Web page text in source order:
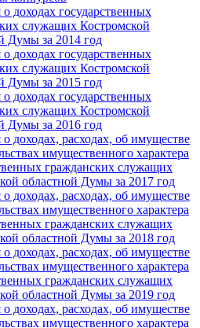
доходах государственных
служащих Костромской
Думы за 2014 год
доходах государственных
служащих Костромской
Думы за 2015 год
доходах государственных
служащих Костромской
Думы за 2016 год
доходах, расходах, об имуществе
имущественного характера
гражданских служащих
областной Думы за 2017 год
доходах, расходах, об имуществе
имущественного характера
гражданских служащих
областной Думы за 2018 год
доходах, расходах, об имуществе
имущественного характера
гражданских служащих
областной Думы за 2019 год
доходах, расходах, об имуществе
имущественного характера